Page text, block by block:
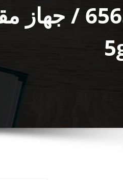
مقوي سيرفس في